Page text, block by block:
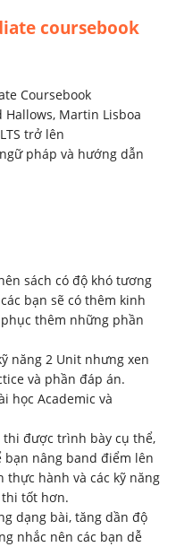
coursebook
Coursebook
Martin Lisboa
trở lên
pháp và hướng dẫn
sách có độ khó tương
bạn sẽ có thêm kinh
thêm những phần
năng 2 Unit nhưng xen
và phần đáp án.
học Academic và
thi được trình bày cụ thể,
nâng band điểm lên
thực hành và các kỹ năng
tốt hơn.
dạng bài, tăng dần độ
nhắc nên các bạn dễ